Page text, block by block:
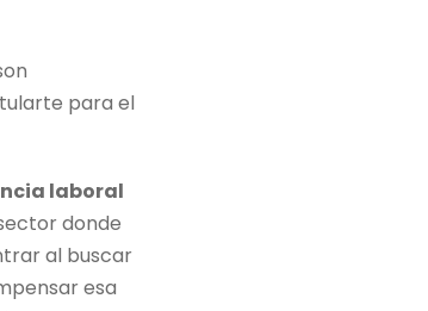
para el
laboral
donde
al buscar
esa